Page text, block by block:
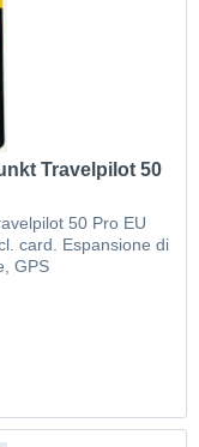
Travelpilot 50
50 Pro EU
card. Espansione di
GPS